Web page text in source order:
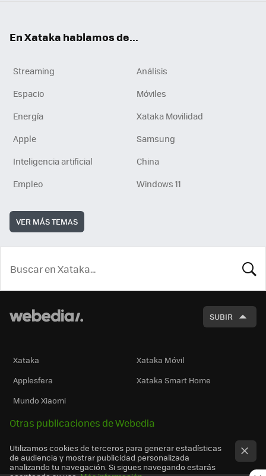
En Xataka hablamos de...
Streaming
Análisis
Espacio
Móviles
Energía
Xataka Movilidad
Apple
Samsung
Inteligencia artificial
China
Empleo
Windows 11
VER MÁS TEMAS
SUBIR
Xataka
Xataka Móvil
Applesfera
Xataka Smart Home
Mundo Xiaomi
Otras publicaciones de Webedia
Utilizamos cookies de terceros para generar estadísticas
de audiencia y mostrar publicidad personalizada
analizando tu navegación. Si sigues navegando estarás